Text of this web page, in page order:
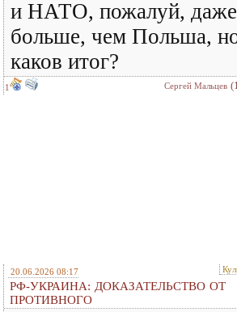
и НАТО, пожалуй, даже
больше, чем Польша,
каков итог?
1 Сергей Мальцев
20.06.2026 08:17
РФ-УКРАИНА: ДОКАЗАТЕЛЬСТВО ОТ
ПРОТИВНОГО